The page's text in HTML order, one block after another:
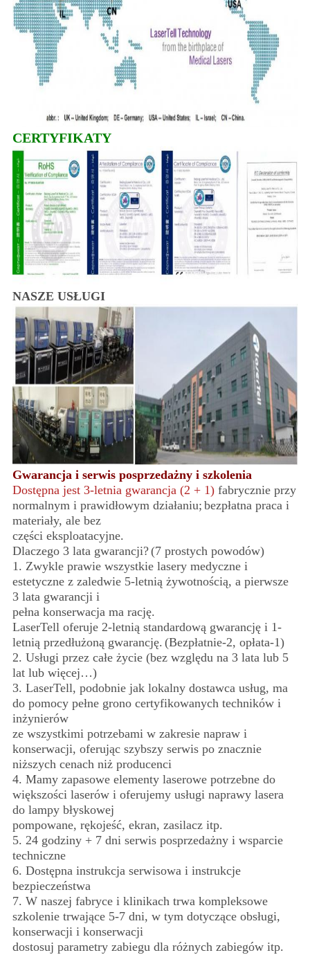
CERTYFIKATY
NASZE USŁUGI
Gwarancja i serwis posprzedażny i szkolenia
Dostępna jest 3-letnia gwarancja (2 + 1)fabrycznie przy
normalnym i prawidłowym działaniu; bezpłatna praca i
materiały, ale bez
części eksploatacyjne.
Dlaczego 3 lata gwarancji?(7 prostych powodów)
1. Zwykle prawie wszystkie lasery medyczne i
estetyczne z zaledwie 5-letnią żywotnością, a pierwsze
3 lata gwarancji i
pełna konserwacja ma rację.
LaserTell oferuje 2-letnią standardową gwarancję i 1-
letnią przedłużoną gwarancję. (Bezpłatnie-2, opłata-1)
2. Usługi przez całe życie (bez względu na 3 lata lub 5
lat lub więcej…)
3. LaserTell, podobnie jak lokalny dostawca usług, ma
do pomocy pełne grono certyfikowanych techników i
inżynierów
ze wszystkimi potrzebami w zakresie napraw i
konserwacji, oferując szybszy serwis po znacznie
niższych cenach niż producenci
4. Mamy zapasowe elementy laserowe potrzebne do
większości laserów i oferujemy usługi naprawy lasera
do lampy błyskowej
pompowane, rękojeść, ekran, zasilacz itp.
5. 24 godziny + 7 dni serwis posprzedażny i wsparcie
techniczne
6. Dostępna instrukcja serwisowa i instrukcje
bezpieczeństwa
7. W naszej fabryce i klinikach trwa kompleksowe
szkolenie trwające 5-7 dni, w tym dotyczące obsługi,
konserwacji i konserwacji
dostosuj parametry zabiegu dla różnych zabiegów itp.